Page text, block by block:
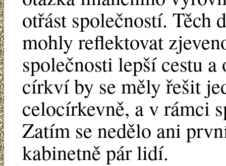
otřást společností. Těch
mohly reflektovat
společnosti lepší cestu
církví by se měly řešit
celocírkevně, a v rámci
Zatím se nedělo ani
kabinetně pár lidí.